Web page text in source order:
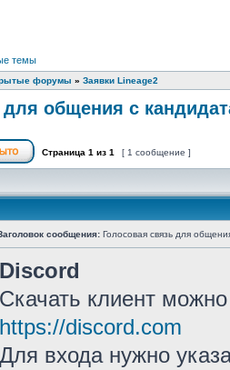
темы
форумы » Заявки Lineage2
для общения с
Страница 1 из 1 [ 1 сообщение ]
сообщения: Голосовая связь для
Discord
Скачать клиент можно
https://discord.com
Для входа нужно